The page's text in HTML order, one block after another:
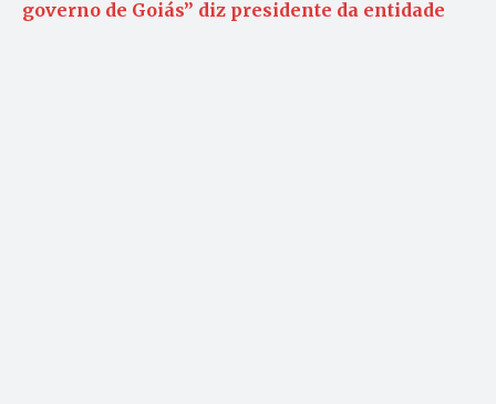
governo de Goiás” diz presidente da entidade